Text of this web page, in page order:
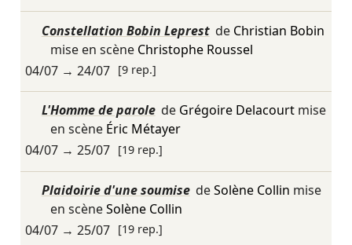
Constellation Bobin Leprest de Christian Bobin
mise en scène Christophe Roussel
04/07→ 24/07 [9 rep.]
L'Homme de parole de Grégoire Delacourtmise
en scène Éric Métayer
04/07→ 25/07 [19 rep.]
Plaidoirie d'une soumise deSolène Collin mise
en scèneSolène Collin
04/07→ 25/07 [19 rep.]